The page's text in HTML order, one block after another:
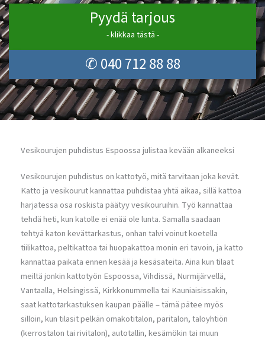
Pyydä tarjous
- klikkaa tästä -
✆ 040 712 88 88
Vesikourujen puhdistus Espoossa julistaa kevään alkaneeksi
Vesikourujen puhdistus on kattotyö, mitä tarvitaan joka kevät.
Katto ja vesikourut kannattaa puhdistaa yhtä aikaa, sillä kattoa
harjatessa osa roskista päätyy vesikouruihin. Työ kannattaa
tehdä heti, kun katolle ei enää ole lunta. Samalla saadaan
tehtyä katon kevättarkastus, onhan talvi voinut koetella
tiilikattoa, peltikattoa tai huopakattoa monin eri tavoin, ja katto
kannattaa paikata ennen kesää ja kesäsateita. Aina kun tilaat
meiltä jonkin kattotyön Espoossa, Vihdissä, Nurmijärvellä,
Vantaalla, Helsingissä, Kirkkonummella tai Kauniaisissakin,
saat kattotarkastuksen kaupan päälle – tämä pätee myös
silloin, kun tilasit pelkän omakotitalon, paritalon, taloyhtiön
(kerrostalon tai rivitalon), autotallin, kesämökin tai muun